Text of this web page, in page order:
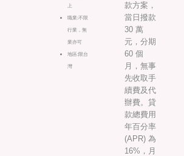
上
職業:不限
行業，無
業亦可
地區:限台
灣
款方案，
當日撥款
30 萬
元，分期
60 個
月，無事
先收取手
續費及代
辦費。貸
款總費用
年百分率
(APR) 為
16%，月